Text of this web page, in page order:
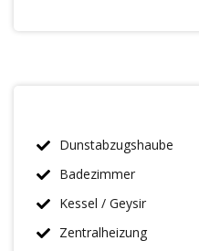
Dunstabzugshaube
Badezimmer
Kessel / Geysir
Zentralheizung